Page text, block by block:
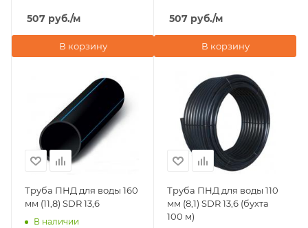
507 руб./м
В корзину
507 руб./м
В корзину
Труба ПНД для воды 160
мм (11,8) SDR 13,6
В наличии
Труба ПНД для воды 110
мм (8,1) SDR 13,6 (бухта
100 м)